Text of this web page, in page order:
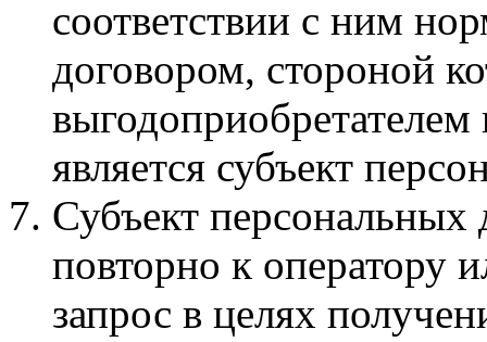
соответствии с ним
договором, стороной
является субъект
Субъект персональных
повторно к оператору
запрос в целях